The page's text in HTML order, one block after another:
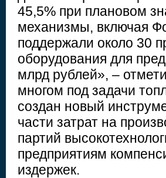
45,5% при плановом
механизмы, включая
поддержали около 30
оборудования для
млрд рублей», –
многом под задачи
создан новый
части затрат на
партий
предприятиям
издержек.